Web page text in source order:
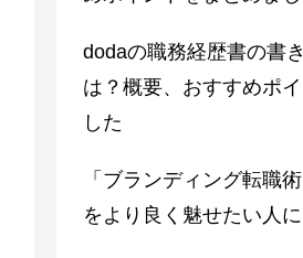
dodaの職務経歴書の書
は？概要、おすすめポ
した
「ブランディング転職
をより良く魅せたい人